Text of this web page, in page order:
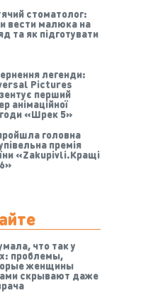
стоматолог:
вести малюка на
та як підготувати
легенди:
Pictures
перший
анімаційної
«Шрек 5»
головна
премія
«Zakupivli.Кращі
что так у
проблемы,
женщины
скрывают даже